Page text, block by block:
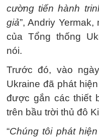
cường tiến hành
giả”, Andriy
của Tổng thống
nói.
Trước đó, vào
Ukraine đã phát
được gắn các thiết
trên bầu trời thủ đô
“Chúng tôi phát